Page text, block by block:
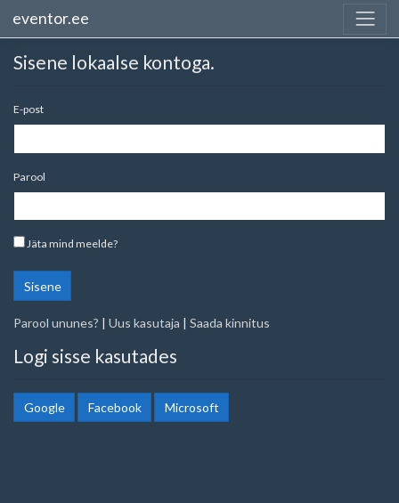
eventor.ee
Sisene lokaalse kontoga.
E-post
Parool
Jäta mind meelde?
Sisene
Parool ununes? | Uus kasutaja | Saada kinnitus
Logi sisse kasutades
Google Facebook Microsoft